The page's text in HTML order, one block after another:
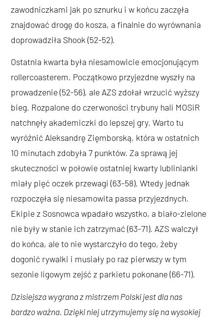
zawodniczkami jak po sznurku i w końcu zaczęła
znajdować drogę do kosza, a finalnie do wyrównania
doprowadziła Shook (52-52).
Ostatnia kwarta była niesamowicie emocjonującym
rollercoasterem. Początkowo przyjezdne wyszły na
prowadzenie (52-56), ale AZS zdołał wrzucić wyższy
bieg. Rozpalone do czerwoności trybuny hali MOSiR
natchnęły akademiczki do lepszej gry. Warto tu
wyróżnić Aleksandrę Zięmborską, która w ostatnich
10 minutach zdobyła 7 punktów. Za sprawą jej
skuteczności w połowie ostatniej kwarty lublinianki
miały pięć oczek przewagi (63-58). Wtedy jednak
rozpoczęła się niesamowita passa przyjezdnych.
Ekipie z Sosnowca wpadało wszystko, a biało-zielone
nie były w stanie ich zatrzymać (63-71). AZS walczył
do końca, ale to nie wystarczyło do tego, żeby
dogonić rywalki i musiały po raz pierwszy w tym
sezonie ligowym zejść z parkietu pokonane (66-71).
Dzisiejsza wygrana z mistrzem Polski jest dla nas
bardzo ważna. Dzięki niej utrzymujemy się na wysokiej